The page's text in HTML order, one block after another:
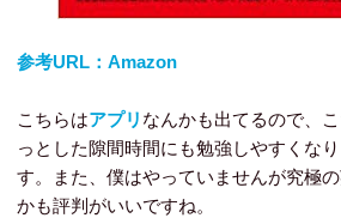
参考URL：Amazon
こちらはアプリ なんかも出てるので、
っとした隙間時間にも勉強しやすくな
す。また、僕はやっていませんが究極
かも評判がいいですね。